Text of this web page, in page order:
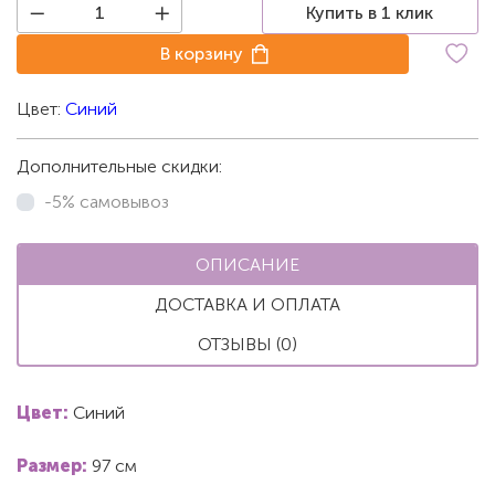
Купить в 1 клик
В корзину
Цвет: Синий
Дополнительные скидки:
-5% самовывоз
ОПИСАНИЕ
ДОСТАВКА И ОПЛАТА
ОТЗЫВЫ (0)
Цвет: Синий
Размер: 97 см